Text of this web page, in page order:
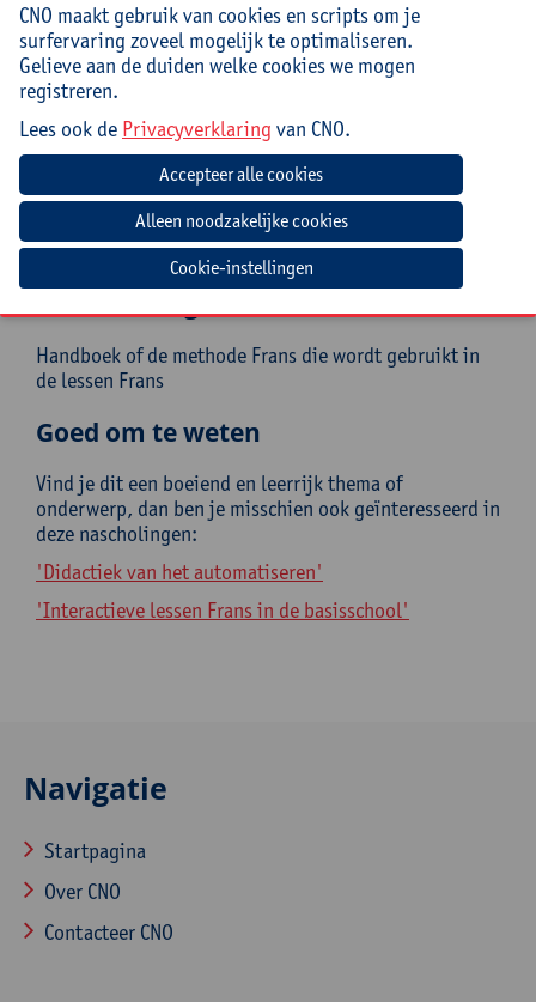
basiskennis inoefenen;
beoordeel je materialen uit een hand- en
werkboek en verrijk je deze volgens een
communicatieve aanpak.
Doelgroep
Leerkrachten uit de 3de graad lager onderwijs die
Frans geven en leerkrachten Frans uit de 1ste graad
secundair onderwijs
Handboek of de methode Frans die wordt gebruikt in
de lessen Frans
Goed om te weten
Vind je dit een boeiend en leerrijk thema of
onderwerp, dan ben je misschien ook geïnteresseerd in
deze nascholingen:
'Didactiek van het automatiseren'
'Interactieve lessen Frans in de basisschool'
Navigatie
Startpagina
Over CNO
Contacteer CNO
CNO maakt gebruik van cookies en scripts om je
surfervaring zoveel mogelijk te optimaliseren.
Gelieve aan de duiden welke cookies we mogen
registreren.
Lees ook de Privacyverklaring van CNO.
Cookie-instellingen